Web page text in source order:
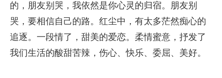
的，朋友别哭，我依然是你心灵的归宿。朋友别
哭，要相信自己的路。红尘中，有太多茫然痴心的
追逐。一段情了，甜美的爱恋。柔情蜜意，抒发了
我们生活的酸甜苦辣，伤心、快乐、委屈、美好。